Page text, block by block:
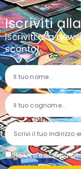
Iscriviti
Iscriviti alla
sconto!
Ho letto e accettato